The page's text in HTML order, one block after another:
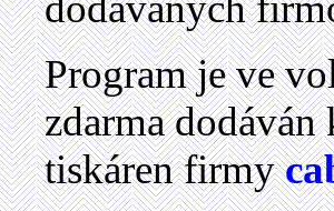
Program je ve
zdarma
tiskáren firmy